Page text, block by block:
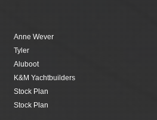
Anne Wever
Tyler
Aluboot
K&M Yachtbuilders
Stock Plan
Stock Plan